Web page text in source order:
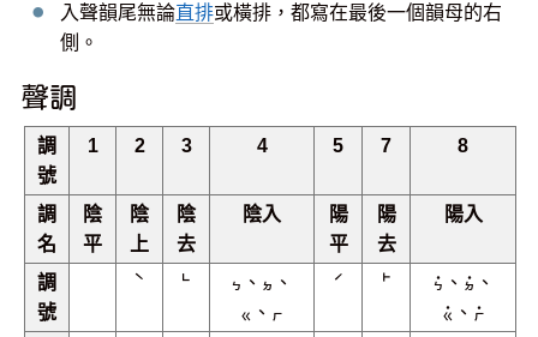
入聲韻尾無論直排或橫排，都寫在最後一個韻母的右
側。
聲調
調
號
1 2 3 4 5 7 8
調
名
陰
平
陰
上
陰
去
陰入
陽
平
陽
去
陽入
調
號
ˋ ˪
ㆴ、ㆵ、
ㆻ、ㆷ
ˊ ˫
ㆴ˙、ㆵ˙、
ㆻ˙、ㆷ˙